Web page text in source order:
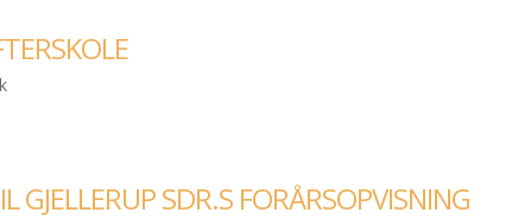
SDR.S FORÅRSOPVISNING